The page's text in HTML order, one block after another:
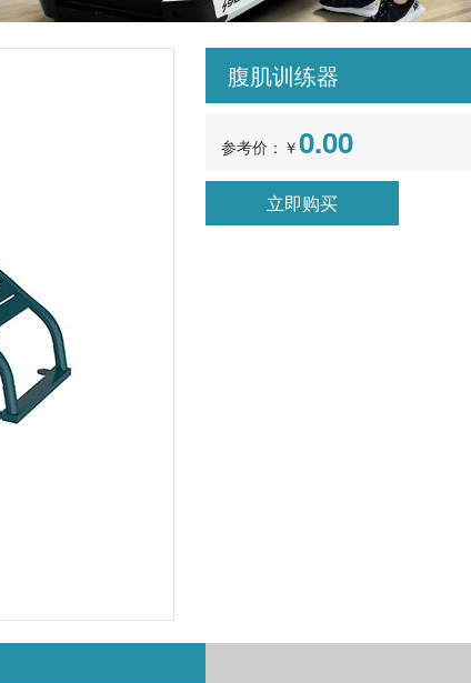
腹肌训练器
参考价：￥0.00
立即购买